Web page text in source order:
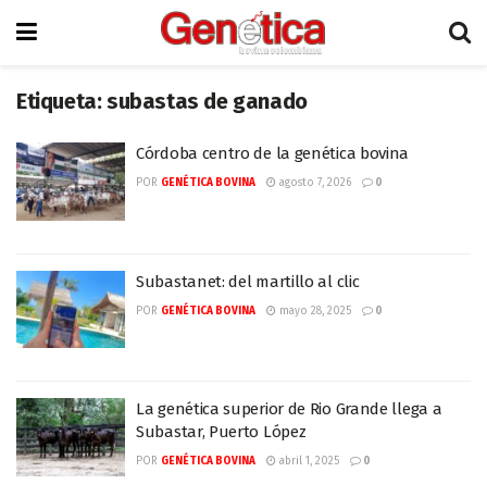
Etiqueta:subastas de ganado
Córdoba centro de la genética bovina
POR GENÉTICA BOVINA agosto 7, 2026 0
Subastanet: del martillo al clic
POR GENÉTICA BOVINA mayo 28, 2025 0
La genética superior de Rio Grande llega a
Subastar, Puerto López
POR GENÉTICA BOVINA abril 1, 2025 0